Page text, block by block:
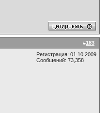
#183
Регистрация: 01.10.2009
Сообщений: 73,358